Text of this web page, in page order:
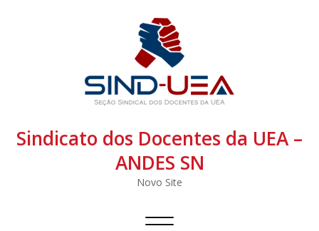
Sindicato dos Docentes da UEA –
ANDES SN
Novo Site
Alternar